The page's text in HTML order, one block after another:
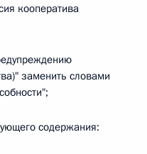
кооператива
заменить словами
содержания: